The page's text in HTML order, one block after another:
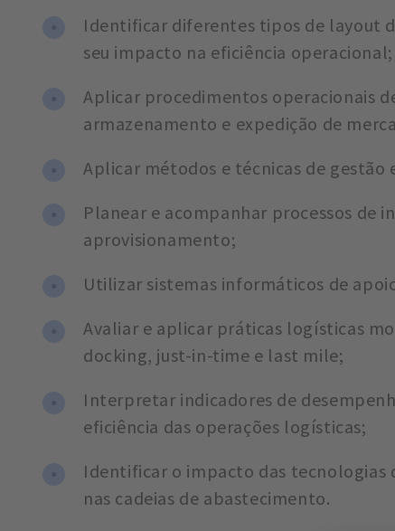
Identificar diferentes tipos de layout
seu impacto na eficiência operacional;
Aplicar procedimentos operacionais
armazenamento e expedição de
Aplicar métodos e técnicas de gestão
Planear e acompanhar processos de
aprovisionamento;
Utilizar sistemas informáticos de
Avaliar e aplicar práticas logísticas
docking, just-in-time e last mile;
Interpretar indicadores de
eficiência das operações logísticas;
Identificar o impacto das tecnologias
nas cadeias de abastecimento.